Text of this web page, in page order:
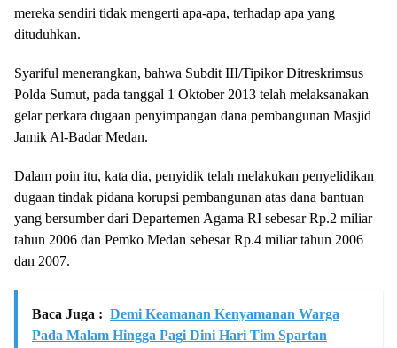
mereka sendiri tidak mengerti apa-apa, terhadap apa yang
dituduhkan.
Syariful menerangkan, bahwa Subdit III/Tipikor Ditreskrimsus
Polda Sumut, pada tanggal 1 Oktober 2013 telah melaksanakan
gelar perkara dugaan penyimpangan dana pembangunan Masjid
Jamik Al-Badar Medan.
Dalam poin itu, kata dia, penyidik telah melakukan penyelidikan
dugaan tindak pidana korupsi pembangunan atas dana bantuan
yang bersumber dari Departemen Agama RI sebesar Rp.2 miliar
tahun 2006 dan Pemko Medan sebesar Rp.4 miliar tahun 2006
dan 2007.
Baca Juga : Demi Keamanan Kenyamanan Warga
Pada Malam Hingga Pagi Dini Hari Tim Spartan